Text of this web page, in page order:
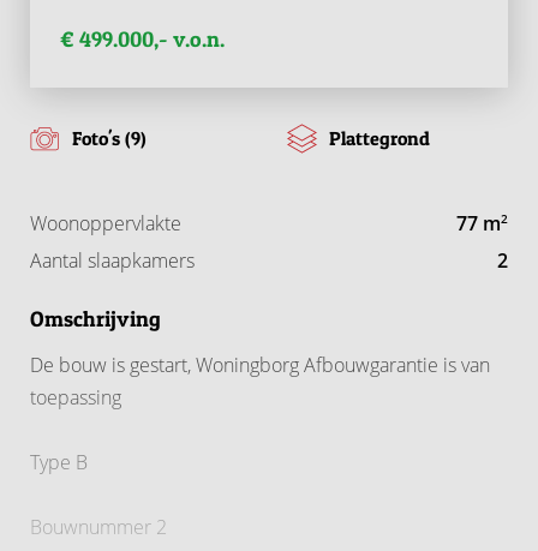
€ 499.000,- v.o.n.
Foto's (9) Plattegrond
Woonoppervlakte 77 m2
Aantal slaapkamers 2
Omschrijving
De bouw is gestart, Woningborg Afbouwgarantie is van
toepassing
Type B
Bouwnummer 2